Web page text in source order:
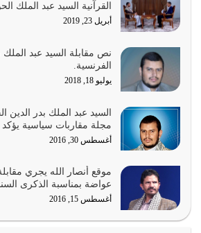
لحدود الله بالإضافات للدين
أغسطس 1, 2026
أبرز أسباب الشقاء هو الإعراض عن ذكر
المتمثل في القرآن الكريم
يوليو 31, 2026
أولياء الشيطان كلما كانوا أكثر ولاءً
أكثر ضعفاً
يوليو 30, 2026
وعد الله تعالى من يُقتل في سبيله
والاستبشار والنجاة والخلود في…
يوليو 29, 2026
القرآنية السيد عبد الملك
أبريل 23, 2019
نص مقابلة السيد عبد
الفرنسية.
يوليو 18, 2018
السيد عبد الملك بدر الدين
مجلة مقاربات سياسية يؤكد
أغسطس 30, 2016
موقع أنصار الله يجري
عواضة بمناسبة الذكرى
أغسطس 15, 2016